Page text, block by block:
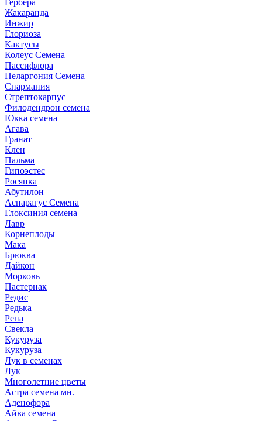
Гербера
Жакаранда
Инжир
Глориоза
Кактусы
Колеус Семена
Пассифлора
Пеларгония Семена
Спармания
Стрептокарпус
Филодендрон семена
Юкка семена
Агава
Гранат
Клен
Пальма
Гипоэстес
Росянка
Абутилон
Аспарагус Семена
Глоксиния семена
Лавр
Корнеплоды
Мака
Брюква
Дайкон
Морковь
Пастернак
Редис
Редька
Репа
Свекла
Кукуруза
Кукуруза
Лук в семенах
Лук
Многолетние цветы
Астра семена мн.
Аденофора
Айва семена